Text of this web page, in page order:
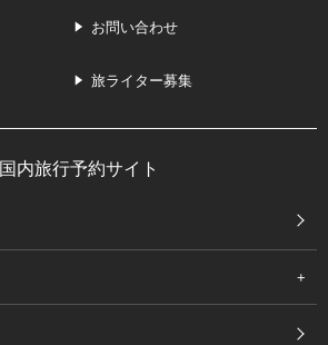
お問い合わせ
旅ライター募集
国内旅行予約サイト